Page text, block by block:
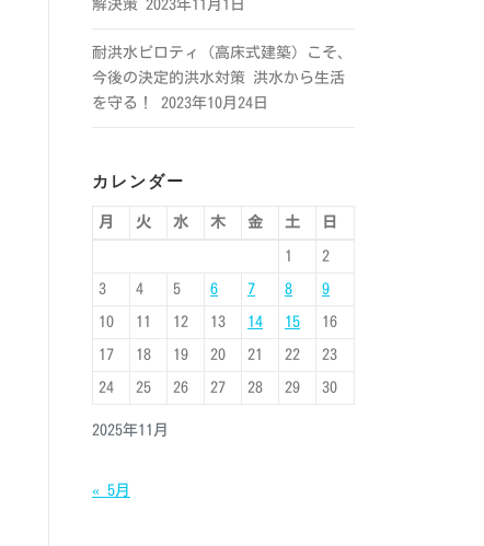
解決策
2023年11月1日
耐洪水ピロティ（高床式建築）こそ、
今後の決定的洪水対策 洪水から生活
を守る！
2023年10月24日
カレンダー
2025年11月
月 火 水 木 金 土 日
1 2
3 4 5 6 7 8 9
10 11 12 13 14 15 16
17 18 19 20 21 22 23
24 25 26 27 28 29 30
« 5月